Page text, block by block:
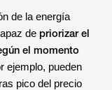
de la energía
de priorizar el
el momento
ejemplo, pueden
pico del precio